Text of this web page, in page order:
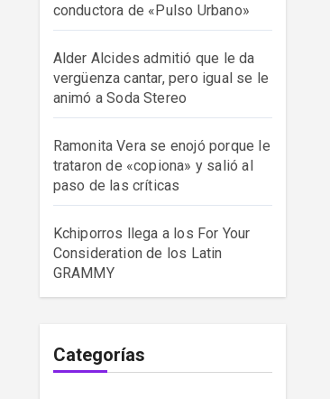
conductora de «Pulso Urbano»
Alder Alcides admitió que le da
vergüenza cantar, pero igual se le
animó a Soda Stereo
Ramonita Vera se enojó porque le
trataron de «copiona» y salió al
paso de las críticas
Kchiporros llega a los For Your
Consideration de los Latin
GRAMMY
Categorías